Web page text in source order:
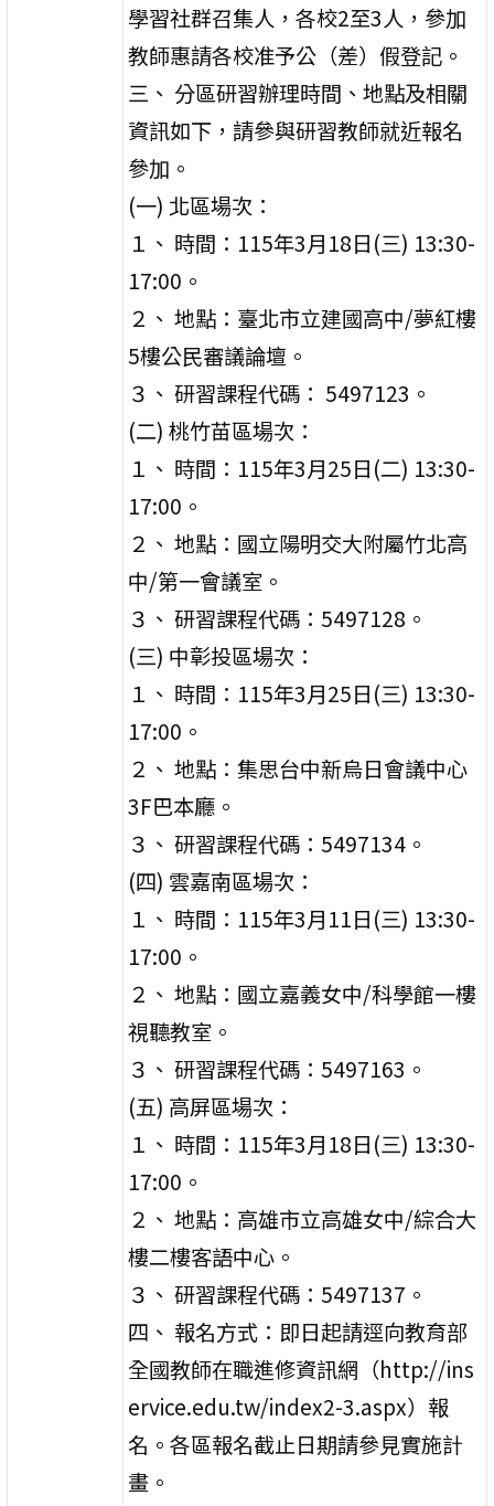
學習社群召集人，各校2至3人，參加
教師惠請各校准予公（差）假登記。
三、 分區研習辦理時間、地點及相關
資訊如下，請參與研習教師就近報名
參加。
(一) 北區場次：
１、 時間：115年3月18日(三) 13:30-
17:00。
２、 地點：臺北市立建國高中/夢紅樓
5樓公民審議論壇。
３、 研習課程代碼： 5497123。
(二) 桃竹苗區場次：
１、 時間：115年3月25日(二) 13:30-
17:00。
２、 地點：國立陽明交大附屬竹北高
中/第一會議室。
３、 研習課程代碼：5497128。
(三) 中彰投區場次：
１、 時間：115年3月25日(三) 13:30-
17:00。
２、 地點：集思台中新烏日會議中心
3F巴本廳。
３、 研習課程代碼：5497134。
(四) 雲嘉南區場次：
１、 時間：115年3月11日(三) 13:30-
17:00。
２、 地點：國立嘉義女中/科學館一樓
視聽教室。
３、 研習課程代碼：5497163。
(五) 高屏區場次：
１、 時間：115年3月18日(三) 13:30-
17:00。
２、 地點：高雄市立高雄女中/綜合大
樓二樓客語中心。
３、 研習課程代碼：5497137。
四、 報名方式：即日起請逕向教育部
全國教師在職進修資訊網（http://ins
ervice.edu.tw/index2-3.aspx）報
名。各區報名截止日期請參見實施計
畫。